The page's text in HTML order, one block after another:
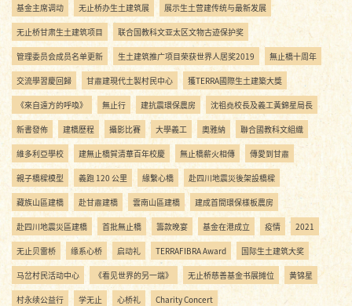
基金主席调动 无止桥办生土建筑展 展示生土营建传统与最新发展
无止桥甘肃生土建筑项目 联合国教科文亚太区文物古迹保护奖
管理委员会成员名单更新 生土建筑推广项目荣获世界人居奖2019 無止橋十周年
交流學習慶回歸 甘肅建現代土製村民中心 獲TERRA國際生土建築大獎
《來自遠方的呼喚》 無止行 建抗震環保農房 沈祖堯校長及義工黃錦星局長
新書發佈 建橋歷程 攝影比賽 大學義工 奧雅納 聯合國教科文組織
維多利亞學校 建無止橋賀清華百年校慶 無止橋薪火相傳 傳愛到甘肅
親子橋樑模型 義跑 120 公里 緣繫心橋 赴四川地震災後架設橋樑
藏族山區建橋 赴甘肅建橋 雲南山區建橋 建成首間環保樣板農房
赴四川地震災區建橋 首批無止橋 籌款晚宴 基金在港成立 疫情 2021
无止贝雷桥 缘系心桥 启动礼 TERRAFIBRA Award 国际生土建筑大奖
马岔村民活动中心 《看见世界的另一端》 无止桥慈善基金书展摊位 黄锦星
村永续公益行 学无止 心桥礼 Charity Concert